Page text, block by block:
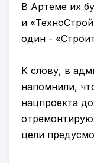
В Артеме их
и
один -
К слову, в
напомнили,
нацпроекта
цели